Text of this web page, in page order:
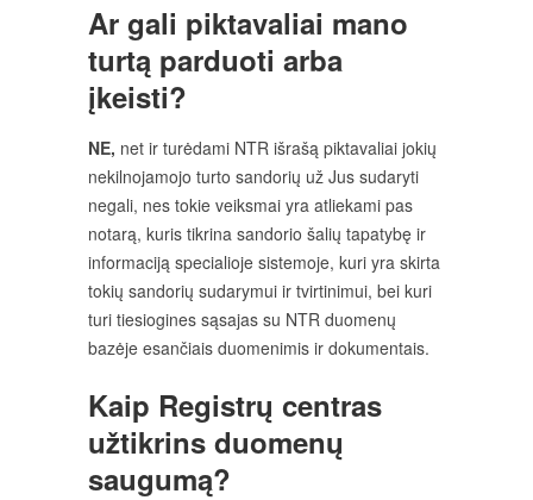
Ar gali piktavaliai mano
turtą parduoti arba
įkeisti?
NE, net ir turėdami NTR išrašą piktavaliai jokių
nekilnojamojo turto sandorių už Jus sudaryti
negali, nes tokie veiksmai yra atliekami pas
notarą, kuris tikrina sandorio šalių tapatybę ir
informaciją specialioje sistemoje, kuri yra skirta
tokių sandorių sudarymui ir tvirtinimui, bei kuri
turi tiesiogines sąsajas su NTR duomenų
bazėje esančiais duomenimis ir dokumentais.
Kaip Registrų centras
užtikrins duomenų
saugumą?